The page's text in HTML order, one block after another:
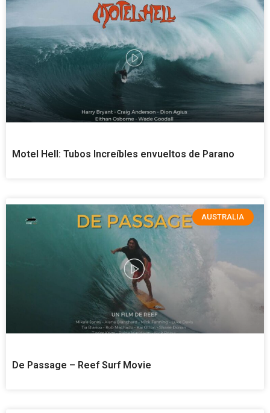
Motel Hell: Tubos Increíbles envueltos de Parano
AUSTRALIA
De Passage – Reef Surf Movie